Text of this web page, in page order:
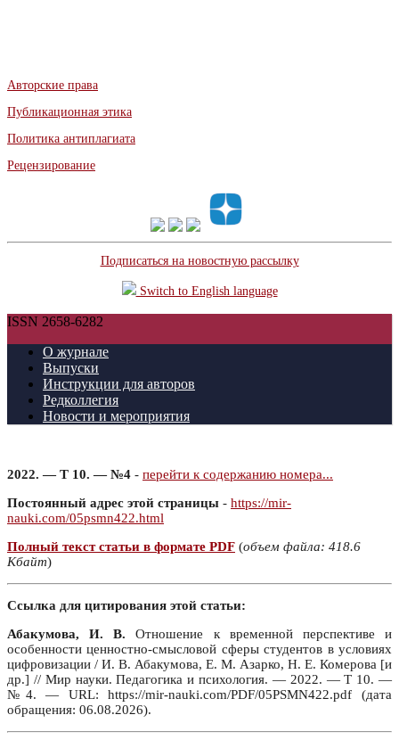
Авторские права
Публикационная этика
Политика антиплагиата
Рецензирование
Подписаться на новостную рассылку
Switch to English language
ISSN 2658-6282
О журнале
Выпуски
Инструкции для авторов
Редколлегия
Новости и мероприятия
2022. — Т 10. — №4 - перейти к содержанию номера...
Постоянный адрес этой страницы - https://mir-
nauki.com/05psmn422.html
Полный текст статьи в формате PDF (объем файла: 418.6
Кбайт)
Ссылка для цитирования этой статьи:
Абакумова, И. В. Отношение к временной перспективе и
особенности ценностно-смысловой сферы студентов в условиях
цифровизации / И. В. Абакумова, Е. М. Азарко, Н. Е. Комерова [и
др.] // Мир науки. Педагогика и психология. — 2022. — Т 10. —
№4. — URL: https://mir-nauki.com/PDF/05PSMN422.pdf (дата
обращения: 06.08.2026).